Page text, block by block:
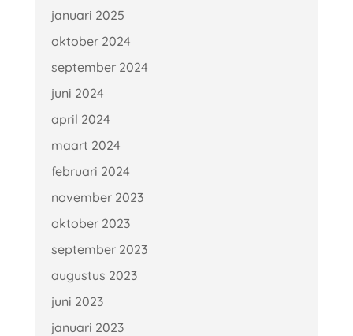
januari 2025
oktober 2024
september 2024
juni 2024
april 2024
maart 2024
februari 2024
november 2023
oktober 2023
september 2023
augustus 2023
juni 2023
januari 2023